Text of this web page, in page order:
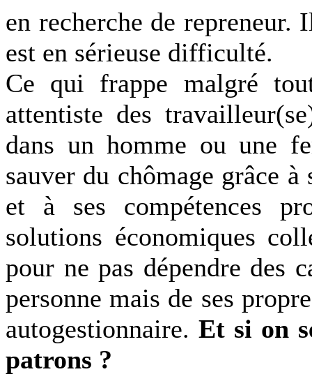
en recherche de
est en sérieuse difficulté.
Ce qui frappe malgré
attentiste des
dans un homme ou une
sauver du chômage grâce
et à ses compétences
solutions économiques
pour ne pas dépendre des
personne mais de ses
autogestionnaire. Et si on
patrons ?